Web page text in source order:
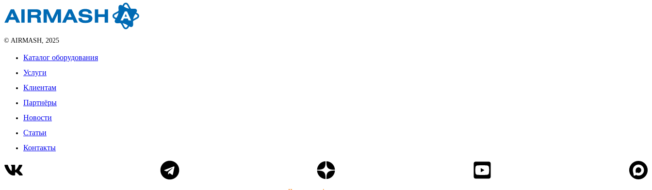
© AIRMASH, 2025
Каталог оборудования
Услуги
Клиентам
Партнёры
Новости
Статьи
Контакты